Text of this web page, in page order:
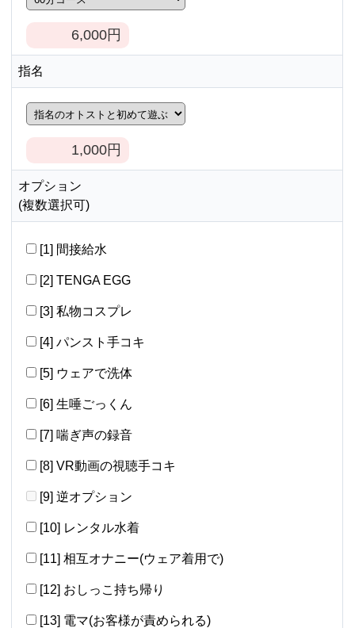
6,000円
指名
1,000円
オプション
(複数選択可)
[1] 間接給水
[2] TENGA EGG
[3] 私物コスプレ
[4] パンスト手コキ
[5] ウェアで洗体
[6] 生唾ごっくん
[7] 喘ぎ声の録音
[8] VR動画の視聴手コキ
[9] 逆オプション
[10] レンタル水着
[11] 相互オナニー(ウェア着用で)
[12] おしっこ持ち帰り
[13] 電マ(お客様が責められる)